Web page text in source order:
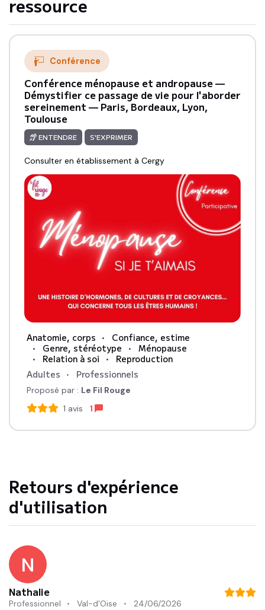
ressource
Conférence
Conférence ménopause et andropause —
Démystifier ce passage de vie pour l'aborder
sereinement — Paris, Bordeaux, Lyon,
Toulouse
ENTENDRE S'EXPRIMER
Consulter en établissement à Cergy
Anatomie, corps
Confiance, estime
Genre, stéréotype
Ménopause
Relation à soi
Reproduction
Adultes
Professionnels
Proposé par : Le Fil Rouge
1 avis 1
Retours d'expérience
d'utilisation
N
Nathalie
Professionnel Val-d'Oise 24/06/2026